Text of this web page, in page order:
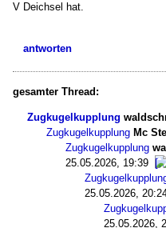
V Deichsel hat.
antworten
gesamter Thread:
Zugkugelkupplung
Zugkugelkupplung Mc
Zugkugelkupplung
25.05.2026, 19:39
25.05.2026,
25.05.2026,